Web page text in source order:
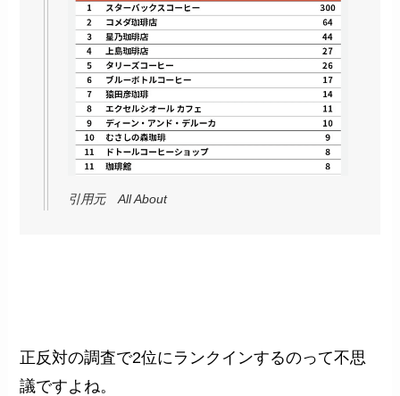
引用元 All About
正反対の調査で2位にランクインするのって不思
議ですよね。